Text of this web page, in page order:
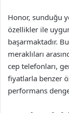
Honor, sunduğu
özellikler ile
başarmaktadır.
meraklıları
cep telefonları,
fiyatlarla benzer
performans